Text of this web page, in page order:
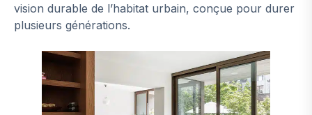
vision durable de l’habitat urbain, conçue pour durer
plusieurs générations.